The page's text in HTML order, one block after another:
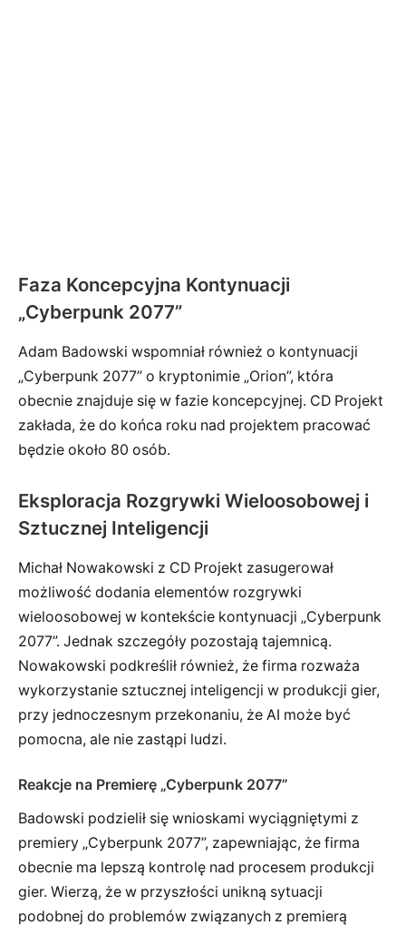
Faza Koncepcyjna Kontynuacji
„Cyberpunk 2077”
Adam Badowski wspomniał również o kontynuacji
„Cyberpunk 2077” o kryptonimie „Orion”, która
obecnie znajduje się w fazie koncepcyjnej. CD Projekt
zakłada, że do końca roku nad projektem pracować
będzie około 80 osób.
Eksploracja Rozgrywki Wieloosobowej i
Sztucznej Inteligencji
Michał Nowakowski z CD Projekt zasugerował
możliwość dodania elementów rozgrywki
wieloosobowej w kontekście kontynuacji „Cyberpunk
2077”. Jednak szczegóły pozostają tajemnicą.
Nowakowski podkreślił również, że firma rozważa
wykorzystanie sztucznej inteligencji w produkcji gier,
przy jednoczesnym przekonaniu, że AI może być
pomocna, ale nie zastąpi ludzi.
Reakcje na Premierę „Cyberpunk 2077”
Badowski podzielił się wnioskami wyciągniętymi z
premiery „Cyberpunk 2077”, zapewniając, że firma
obecnie ma lepszą kontrolę nad procesem produkcji
gier. Wierzą, że w przyszłości unikną sytuacji
podobnej do problemów związanych z premierą